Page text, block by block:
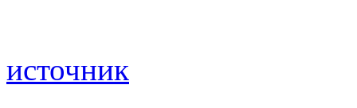
источник